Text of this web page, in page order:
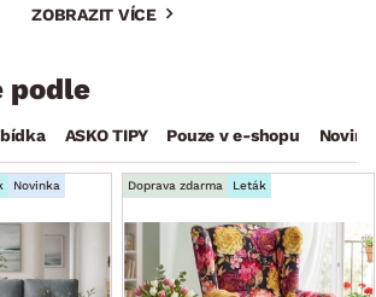
ZOBRAZIT VÍCE
podle
ASKO TIPY Pouze v e-shopu
Novinka Doprava zdarma Leták